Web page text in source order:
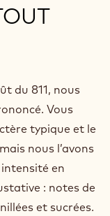
du 811, nous
Vous
typique et le
nous l’avons
en
: notes de
et sucrées.